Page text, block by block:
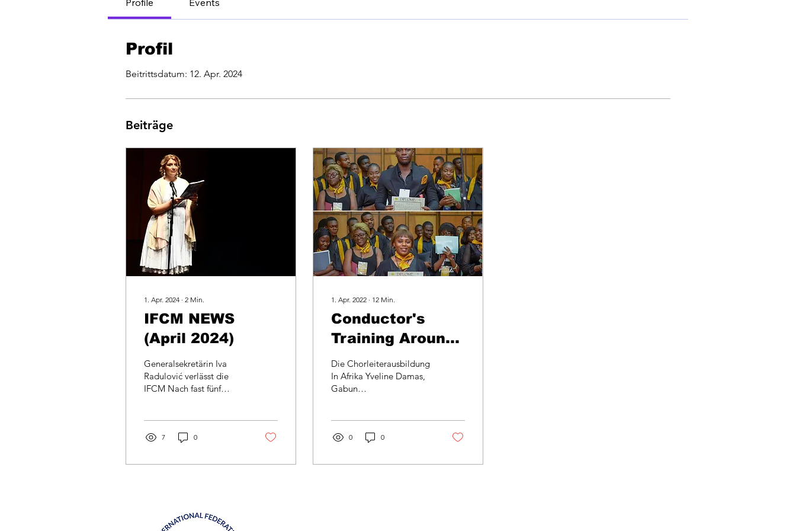
Profile Events
Profil
Beitrittsdatum: 12. Apr. 2024
Beiträge
1. Apr. 2024 ∙ 2 Min.
IFCM NEWS
(April 2024)
Generalsekretärin Iva
Radulović verlässt die
IFCM Nach fast fünf
7 0
1. Apr. 2022 ∙ 12 Min.
Conductor's
Training Around
the World
Die Chorleiterausbildung
In Afrika Yveline Damas,
Gabun
zeigt uns Afrika zwei...
0 0